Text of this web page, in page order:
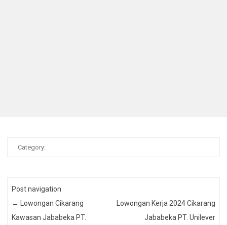
Category:
Post navigation
←
Lowongan Cikarang
Kawasan Jababeka PT.
Lowongan Kerja 2024 Cikarang
Jababeka PT. Unilever